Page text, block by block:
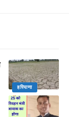
हरियाणा